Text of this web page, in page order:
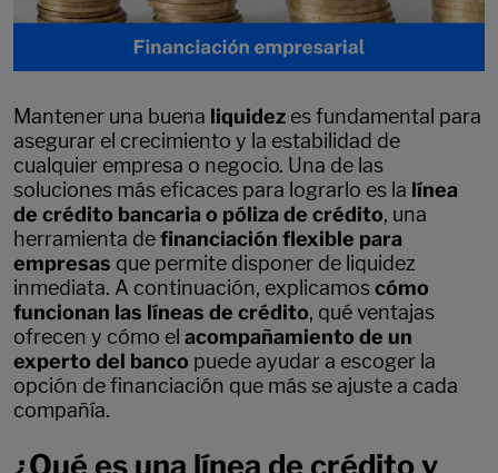
Mantener una buena liquidez es fundamental para
asegurar el crecimiento y la estabilidad de
cualquier empresa o negocio. Una de las
soluciones más eficaces para lograrlo es la línea
de crédito bancaria o póliza de crédito, una
herramienta definanciación flexible para
empresas que permite disponer de liquidez
inmediata. A continuación, explicamoscómo
funcionan las líneas de crédito, qué ventajas
ofrecen y cómo el acompañamiento de un
experto del banco puede ayudar a escoger la
opción de financiación que más se ajuste a cada
compañía.